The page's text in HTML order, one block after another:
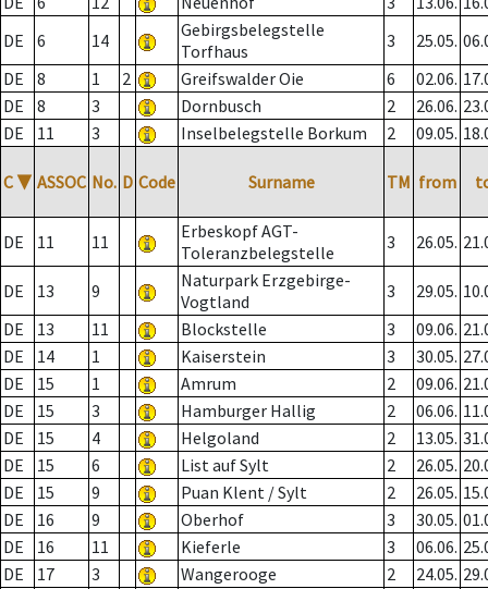
DE
6 14
Gebirgsbelegstelle
Torfhaus
3 25.05.
DE
8 1 2 Greifswalder Oie 6 02.06.
DE
8 3 Dornbusch 2 26.06.
DE
11 3 Inselbelegstelle Borkum 2 09.05.
C ▼ ASSOC No. D Code Surname TM from
DE 11 11
Erbeskopf AGT-
Toleranzbelegstelle
3 26.05.
DE 13 9
Naturpark Erzgebirge-
Vogtland
3 29.05.
DE
13 11 Blockstelle 3 09.06.
DE
14 1 Kaiserstein 3 30.05.
DE
15 1 Amrum 2 09.06.
DE
15 3 Hamburger Hallig 2 06.06.
DE
15 4 Helgoland 2 13.05.
DE
15 6 List auf Sylt 2 26.05.
DE
15 9 Puan Klent / Sylt 2 26.05.
DE
16 9 Oberhof 3 30.05.
DE
16 11 Kieferle 3 06.06.
DE
17 3 Wangerooge 2 24.05.